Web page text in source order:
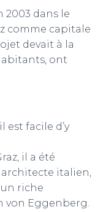
2003 dans le
comme capitale
devait à la
ont
est facile d’y
il a été
architecte italien,
riche
von Eggenberg.